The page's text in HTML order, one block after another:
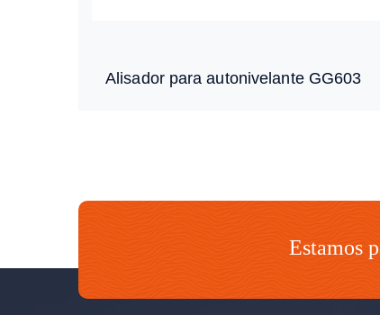
Alisador para autonivelante GG603
Estamos